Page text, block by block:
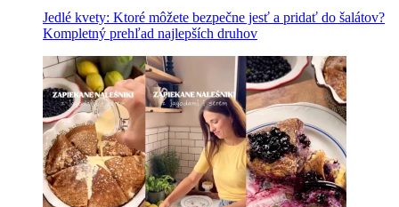
Jedlé kvety: Ktoré môžete bezpečne jesť a pridať do šalátov?
Kompletný prehľad najlepších druhov